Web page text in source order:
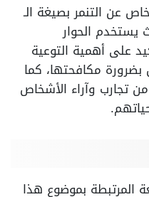
عن التنمر بصيغة الـ
يستخدم الحوار
على أهمية التوعية
مكافحتها، كما
تجارب وآراء الأشخاص
المرتبطة بموضوع هذا